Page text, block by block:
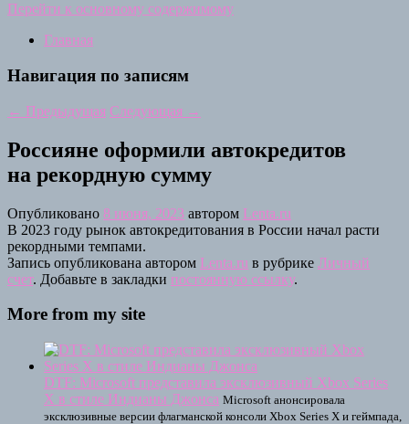
Перейти к основному содержимому
Главная
Навигация по записям
← Предыдущая Следующая →
Россияне оформили автокредитов
на рекордную сумму
Опубликовано 8 июня, 2023 автором Lenta.ru
В 2023 году рынок автокредитования в России начал расти
рекордными темпами.
Запись опубликована автором Lenta.ru в рубрике Личный
счет. Добавьте в закладки постоянную ссылку.
More from my site
DTF: Microsoft представила эксклюзивный Xbox Series
X в стиле Индианы Джонса Microsoft анонсировала
эксклюзивные версии флагманской консоли Xbox Series X и геймпада,